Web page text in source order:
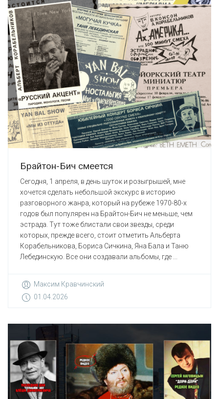
Брайтон-Бич смеется
Сегодня, 1 апреля, в день шуток и розыгрышей, мне
хочется сделать небольшой экскурс в историю
разговорного жанра, который на рубеже 1970-80-х
годов был популярен на Брайтон-Бич не меньше, чем
эстрада. Тут тоже блистали свои звезды, среди
которых, прежде всего, стоит отметить Альберта
Корабельникова, Бориса Сичкина, Яна Бала и Таню
Лебединскую. Все они создавали альбомы, где ...
Максим Кравчинский
01.04.2026